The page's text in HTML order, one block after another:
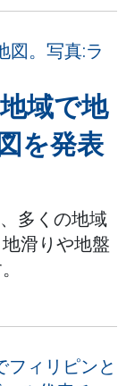
域で地
を発表
多くの地域
滑りや地盤